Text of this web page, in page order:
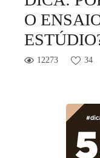
O
12273 34